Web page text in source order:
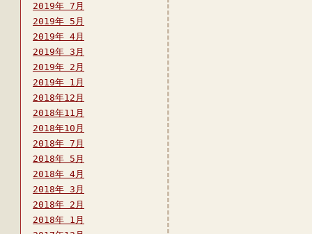
2019年 7月
2019年 5月
2019年 4月
2019年 3月
2019年 2月
2019年 1月
2018年12月
2018年11月
2018年10月
2018年 7月
2018年 5月
2018年 4月
2018年 3月
2018年 2月
2018年 1月